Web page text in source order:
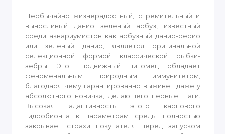
Необычайно жизнерадостный, стремительный и
выносливый данио зеленый арбуз, известный
среди аквариумистов как арбузный данио-рерио
или зеленый данио, является оригинальной
селекционной формой классической рыбки-
зебры. Этот подвижный питомец обладает
феноменальным природным иммунитетом,
благодаря чему гарантированно выживет даже у
абсолютного новичка, делающего первые шаги.
Высокая адаптивность этого карпового
гидробионта к параметрам среды полностью
закрывает страхи покупателя перед запуском